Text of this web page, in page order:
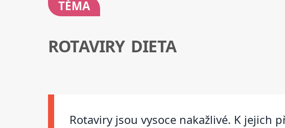
TÉMA
ROTAVIRY DIETA
Rotaviry jsou vysoce nakažlivé. K jejich